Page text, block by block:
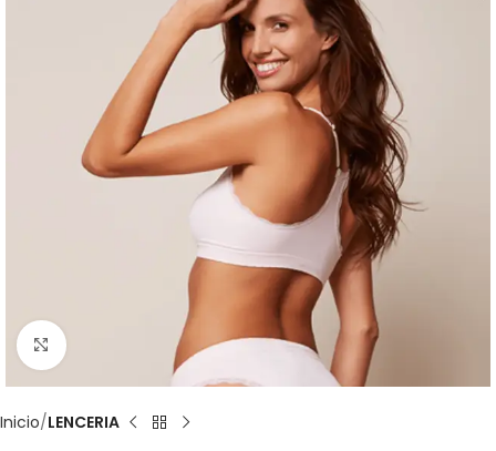
Clic para ampliar
Inicio LENCERIA